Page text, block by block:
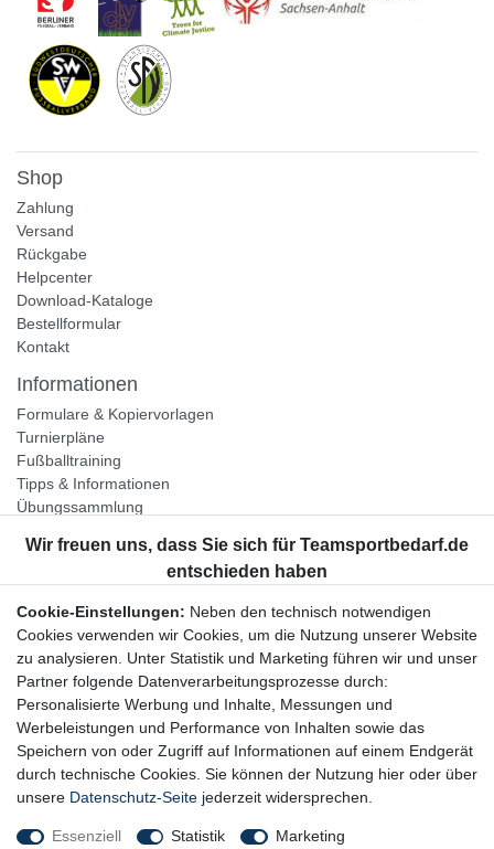
Shop
Zahlung
Versand
Rückgabe
Helpcenter
Download-Kataloge
Bestellformular
Kontakt
Informationen
Formulare & Kopiervorlagen
Turnierpläne
Fußballtraining
Tipps & Informationen
Übungssammlung
Unternehmen
Widerrufsrecht
Bestellung widerrufen
Datenschutzerklärung
AGB
Impressum
Newsletter
Cookie-Einstellungen: Neben den technisch notwendigen
Cookies verwenden wir Cookies, um die Nutzung unserer Website
zu analysieren. Unter Statistik und Marketing führen wir und unser
Partner folgende Datenverarbeitungsprozesse durch:
Personalisierte Werbung und Inhalte, Messungen und
Werbeleistungen und Performance von Inhalten sowie das
Speichern von oder Zugriff auf Informationen auf einem Endgerät
durch technische Cookies. Sie können der Nutzung hier oder über
unsere Datenschutz-Seite jederzeit widersprechen.
Essenziell Statistik Marketing